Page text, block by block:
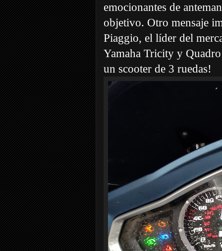
emocionantes de
objetivo. Otro mensaje
Piaggio, el líder del
Yamaha Tricity y
un scooter de 3 ruedas!